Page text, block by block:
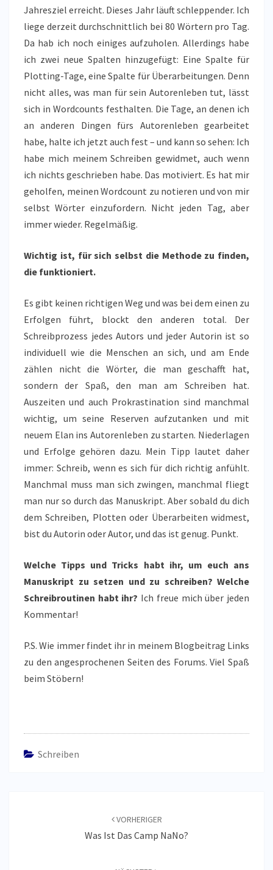
Jahresziel erreicht. Dieses Jahr läuft schleppender. Ich
liege derzeit durchschnittlich bei 80 Wörtern pro Tag.
Da hab ich noch einiges aufzuholen. Allerdings habe
ich zwei neue Spalten hinzugefügt: Eine Spalte für
Plotting-Tage, eine Spalte für Überarbeitungen. Denn
nicht alles, was man für sein Autorenleben tut, lässt
sich in Wordcounts festhalten. Die Tage, an denen ich
an anderen Dingen fürs Autorenleben gearbeitet
habe, halte ich jetzt auch fest – und kann so sehen: Ich
habe mich meinem Schreiben gewidmet, auch wenn
ich nichts geschrieben habe. Das motiviert. Es hat mir
geholfen, meinen Wordcount zu notieren und von mir
selbst Wörter einzufordern. Nicht jeden Tag, aber
immer wieder. Regelmäßig.
Wichtig ist, für sich selbst die Methode zu finden,
die funktioniert.
Es gibt keinen richtigen Weg und was bei dem einen zu
Erfolgen führt, blockt den anderen total. Der
Schreibprozess jedes Autors und jeder Autorin ist so
individuell wie die Menschen an sich, und am Ende
zählen nicht die Wörter, die man geschafft hat,
sondern der Spaß, den man am Schreiben hat.
Auszeiten und auch Prokrastination sind manchmal
wichtig, um seine Reserven aufzutanken und mit
neuem Elan ins Autorenleben zu starten. Niederlagen
und Erfolge gehören dazu. Mein Tipp lautet daher
immer: Schreib, wenn es sich für dich richtig anfühlt.
Manchmal muss man sich zwingen, manchmal fliegt
man nur so durch das Manuskript. Aber sobald du dich
dem Schreiben, Plotten oder Überarbeiten widmest,
bist du Autorin oder Autor, und das ist genug. Punkt.
Welche Tipps und Tricks habt ihr, um euch ans
Manuskript zu setzen und zu schreiben? Welche
Schreibroutinen habt ihr? Ich freue mich über jeden
Kommentar!
P.S. Wie immer findet ihr in meinem Blogbeitrag Links
zu den angesprochenen Seiten des Forums. Viel Spaß
beim Stöbern!
Schreiben
VORHERIGER
Was Ist Das Camp NaNo?